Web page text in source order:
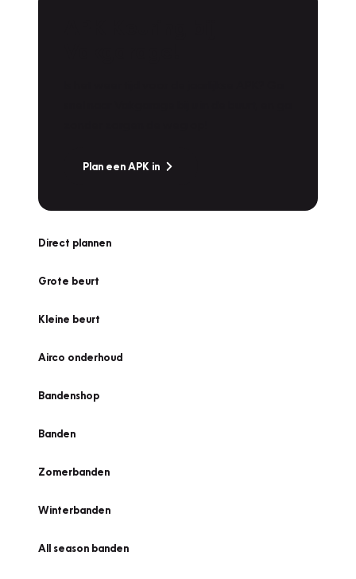
Plan een APK in
Direct plannen
Grote beurt
Kleine beurt
Airco onderhoud
Bandenshop
Banden
Zomerbanden
Winterbanden
All season banden